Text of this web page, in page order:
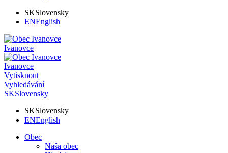
SKSlovensky
ENEnglish
Ivanovce
Ivanovce
Vytisknout
Vyhledávání
SKSlovensky
SKSlovensky
ENEnglish
Obec
Naša obec